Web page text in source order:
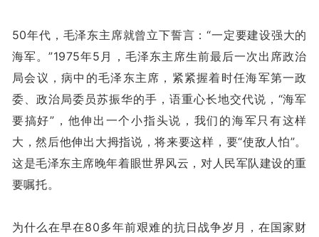
50年代，毛泽东主席就曾立下誓言：“一定要建设强大的
海军。”1975年5月，毛泽东主席生前最后一次出席政治
局会议，病中的毛泽东主席，紧紧握着时任海军第一政
委、政治局委员苏振华的手，语重心长地交代说，“海军
要搞好”，他伸出一个小指头说，我们的海军只有这样
大，然后他伸出大拇指说，将来要这样，要“使敌人怕”。
这是毛泽东主席晚年着眼世界风云，对人民军队建设的重
要嘱托。
为什么在早在80多年前艰难的抗日战争岁月，在国家财